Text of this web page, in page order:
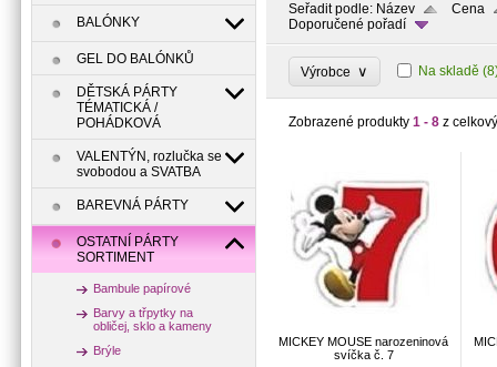
BALÓNKY
GEL DO BALÓNKŮ
DĚTSKÁ PÁRTY
TÉMATICKÁ /
POHÁDKOVÁ
VALENTÝN, rozlučka se
svobodou a SVATBA
BAREVNÁ PÁRTY
OSTATNÍ PÁRTY
SORTIMENT
Bambule papírové
Barvy a třpytky na
obličej, sklo a kameny
Brýle
Seřadit podle: Název
Cena
Doporučené pořadí
Výrobce ∨ Na skladě
Zobrazené produkty 1 - 8 z
MICKEY MOUSE narozeninová
svíčka č. 7